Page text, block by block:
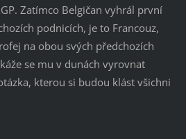
Zatímco Belgičan vyhrál první
podnicích, je to Francouz,
na obou svých předchozích
se mu v dunách vyrovnat
kterou si budou klást všichni